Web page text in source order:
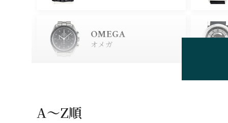
OMEGA
オメガ
A〜Z順